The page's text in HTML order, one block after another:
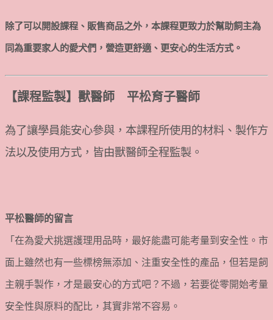
除了可以開設課程、販售商品之外，本課程更致力於幫助飼主為
同為重要家人的愛犬們，營造更舒適、更安心的生活方式。
【課程監製】獸醫師 平松育子醫師
為了讓學員能安心參與，本課程所使用的材料、製作方
法以及使用方式，皆由獸醫師全程監製。
平松醫師的留言
「在為愛犬挑選護理用品時，最好能盡可能考量到安全性。市
面上雖然也有一些標榜無添加、注重安全性的產品，但若是飼
主親手製作，才是最安心的方式吧？不過，若要從零開始考量
安全性與原料的配比，其實非常不容易。